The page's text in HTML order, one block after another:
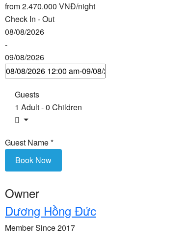
from2.470.000 VNĐ/night
Check In - Out
08/08/2026
-
09/08/2026
Guests
1 Adult-0 Children
Guest Name*
Book Now
Owner
Dương Hồng Đức
Member Since 2017